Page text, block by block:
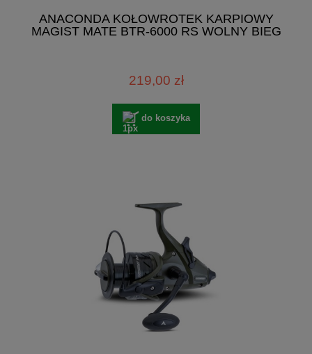
ANACONDA KOŁOWROTEK KARPIOWY
MAGIST MATE BTR-6000 RS WOLNY BIEG
219,00 zł
do koszyka